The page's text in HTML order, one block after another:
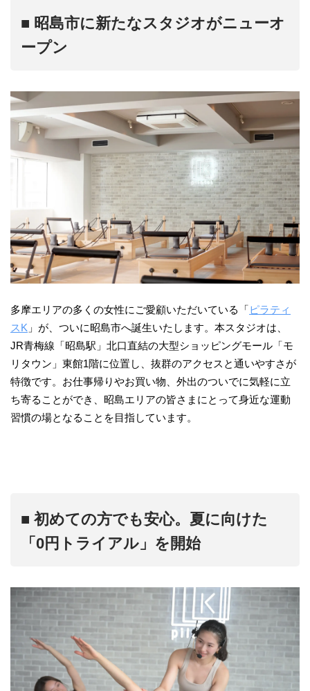
■ 昭島市に新たなスタジオがニューオ
ープン
多摩エリアの多くの女性にご愛顧いただいている「ピラティ
スK 」が、ついに昭島市へ誕生いたします。本スタジオは、
JR青梅線「昭島駅」北口直結の大型ショッピングモール「モ
リタウン」東館1階に位置し、抜群のアクセスと通いやすさが
特徴です。お仕事帰りやお買い物、外出のついでに気軽に立
ち寄ることができ、昭島エリアの皆さまにとって身近な運動
習慣の場となることを目指しています。
■ 初めての方でも安心。夏に向けた
「0円トライアル」を開始